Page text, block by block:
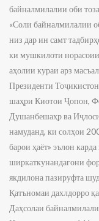
байналмилалии оби
«Соли байналмилалии
низ дар ин самт
ки мушкилоти
аҳолии кураи арз
Президенти
шаҳри Киотои Ҷопон,
Душанбешаҳр ва
намуданд, ки солҳои
барои ҳаёт» эълон
ширкаткунандагони
якдилона пазируфта
Қатъномаи дахлдорро
Даҳсолаи